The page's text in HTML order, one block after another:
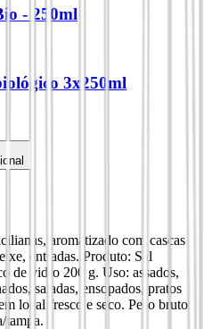
- 250ml
3x250ml
aromatizado com cascas
entradas. Produto: Sal
de vidro 200 g. Uso: assados,
saladas, ensopados, pratos
local fresco e seco. Peso bruto:
tampa.